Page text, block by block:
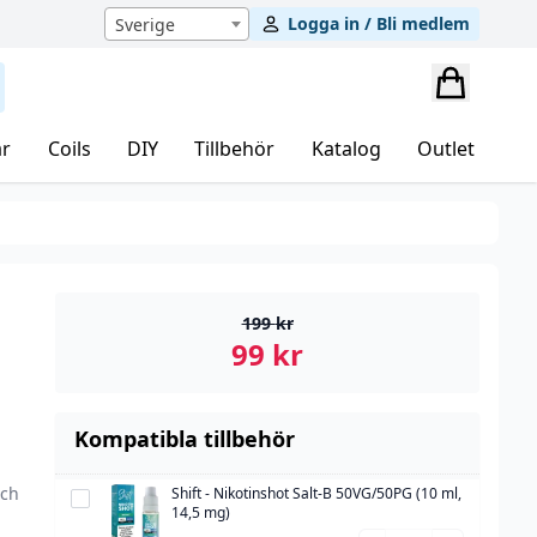
Sverige Logga in / Bli medlem
Coils DIY Tillbehör Katalog Outlet
199kr
99 kr
Kompatibla tillbehör
Shift
Shift - Nikotinshot Salt-B 50VG/50PG (10 ml,
14,5 mg)